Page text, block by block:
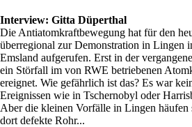
Interview: Gitta Düperthal
Die Antiatomkraftbewegung hat für den
überregional zur Demonstration in Lingen
Emsland aufgerufen. Erst in der
ein Störfall im von RWE betriebenen
ereignet. Wie gefährlich ist das? Es war
Ereignissen wie in Tschernobyl oder
Aber die kleinen Vorfälle in Lingen
dort defekte Rohr...